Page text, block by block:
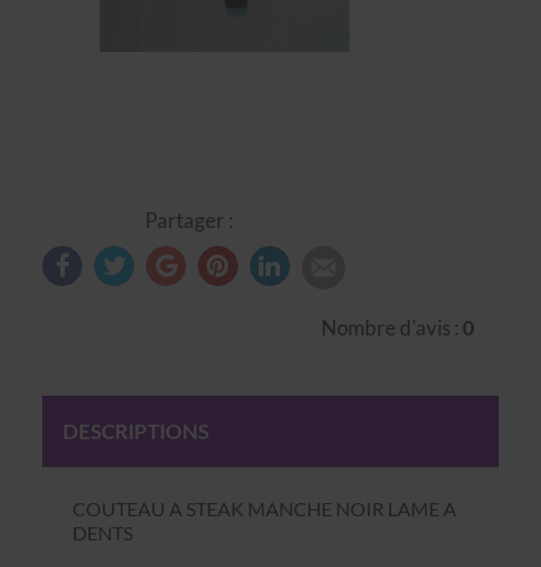
Partager :
Nombre d'avis : 0
DESCRIPTIONS
COUTEAU A STEAK MANCHE NOIR LAME A
DENTS